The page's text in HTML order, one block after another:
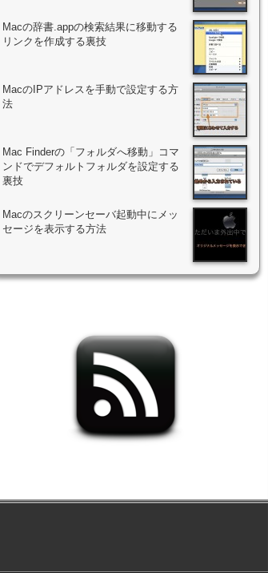
Macの辞書.appの検索結果に移動する
リンクを作成する裏技
MacのIPアドレスを手動で設定する方
法
Mac Finderの「フォルダへ移動」コマ
ンドでデフォルトフォルダを設定する
裏技
Macのスクリーンセーバ起動中にメッ
セージを表示する方法